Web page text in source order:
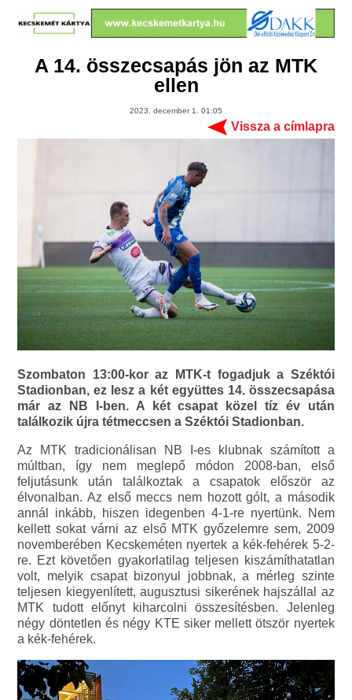
A 14. összecsapás jön az MTK
ellen
2023. december 1. 01:05
Vissza a címlapra
Szombaton 13:00-kor az MTK-t fogadjuk a Széktói
Stadionban, ez lesz a két együttes 14. összecsapása
már az NB I-ben. A két csapat közel tíz év után
találkozik újra tétmeccsen a Széktói Stadionban.
Az MTK tradicionálisan NB I-es klubnak számított a
múltban, így nem meglepő módon 2008-ban, első
feljutásunk után találkoztak a csapatok először az
élvonalban. Az első meccs nem hozott gólt, a második
annál inkább, hiszen idegenben 4-1-re nyertünk. Nem
kellett sokat várni az első MTK győzelemre sem, 2009
novemberében Kecskeméten nyertek a kék-fehérek 5-2-
re. Ezt követően gyakorlatilag teljesen kiszámíthatatlan
volt, melyik csapat bizonyul jobbnak, a mérleg szinte
teljesen kiegyenlített, augusztusi sikerének hajszállal az
MTK tudott előnyt kiharcolni összesítésben. Jelenleg
négy döntetlen és négy KTE siker mellett ötször nyertek
a kék-fehérek.